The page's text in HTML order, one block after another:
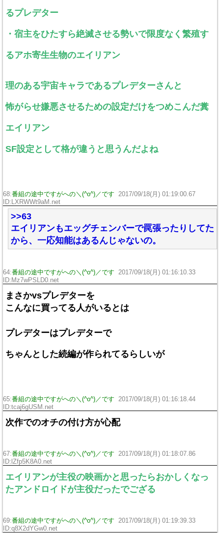
るプレデター
・宿主をひたすら絶滅させる勢いで限度なく繁殖す
るアホ寄生生物のエイリアン
理のある宇宙キャラであるプレデターさんと
怖がらせ嫌悪させるための設定だけをつめこんだ糞
エイリアン
SF設定として格が違うと思うんだよね
68:番組の途中ですがへの＼(^o^)／です
2017/09/18(月) 01:19:00.67
ID:LXRWWt9aM.net
>>63
エイリアンもエッグチェンバーで罠張ったりしてた
から、一応知能はあるんじゃないの。
64:番組の途中ですがへの＼(^o^)／です
2017/09/18(月) 01:16:10.33
ID:Mz7wPSLD0.net
まさかvsプレデターを
こんなに買ってる人がいるとは
プレデターはプレデターで
ちゃんとした続編が作られてるらしいが
65:番組の途中ですがへの＼(^o^)／です
2017/09/18(月) 01:16:18.44
ID:tcaj6gUSM.net
次作でのオチの付け方が心配
67:番組の途中ですがへの＼(^o^)／です
2017/09/18(月) 01:18:07.86
ID:lZfp5K8A0.net
エイリアンが主役の映画かと思ったらおかしくなっ
たアンドロイドが主役だったでござる
69:番組の途中ですがへの＼(^o^)／です
2017/09/18(月) 01:19:39.33
ID:q8X2dYGw0.net